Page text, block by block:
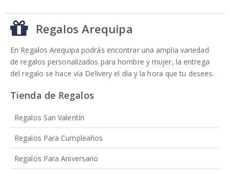
Regalos Arequipa
En Regalos Arequipa podrás encontrar una amplia variedad
de regalos personalizados para hombre y mujer, la entrega
del regalo se hace vía Delivery el día y la hora que tu desees.
Tienda de Regalos
Regalos San Valentín
Regalos Para Cumpleaños
Regalos Para Aniversario